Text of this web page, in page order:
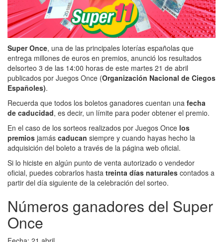
Super Once, una de las principales loterías españolas que
entrega millones de euros en premios, anunció los resultados
delsorteo 3 de las 14:00 horas de este martes 21 de abril
publicados por Juegos Once (Organización Nacional de Ciegos
Españoles).
Recuerda que todos los boletos ganadores cuentan una fecha
de caducidad, es decir, un límite para poder obtener el premio.
En el caso de los sorteos realizados por Juegos Once los
premios jamás caducan siempre y cuando hayas hecho la
adquisición del boleto a través de la página web oficial.
Si lo hiciste en algún punto de venta autorizado o vendedor
oficial, puedes cobrarlos hasta treinta días naturales contados a
partir del día siguiente de la celebración del sorteo.
Números ganadores del Super
Once